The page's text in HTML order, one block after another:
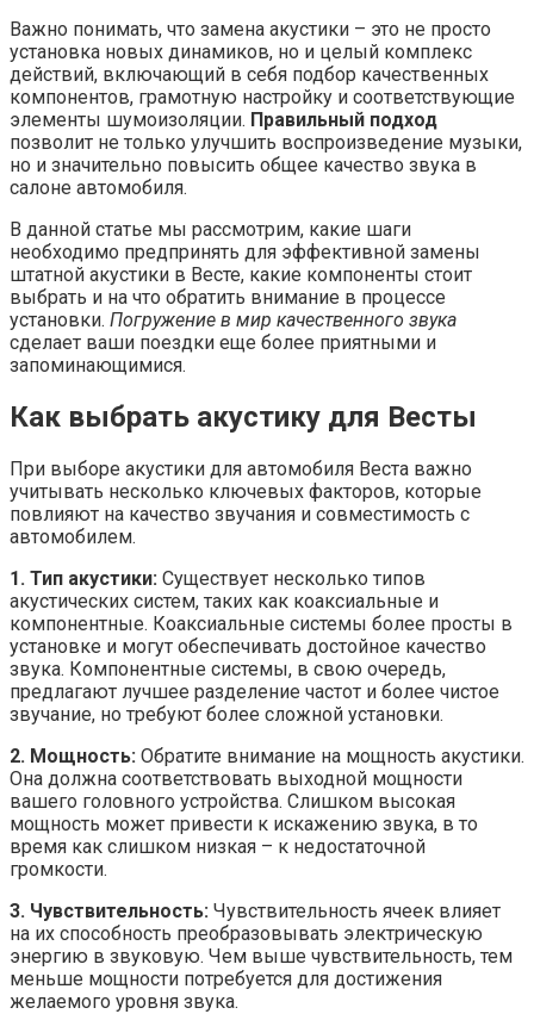
Важно понимать, что замена акустики – это не просто
установка новых динамиков, но и целый комплекс
действий, включающий в себя подбор качественных
компонентов, грамотную настройку и соответствующие
элементы шумоизоляции. Правильный подход
позволит не только улучшить воспроизведение музыки,
но и значительно повысить общее качество звука в
салоне автомобиля.
В данной статье мы рассмотрим, какие шаги
необходимо предпринять для эффективной замены
штатной акустики в Весте, какие компоненты стоит
выбрать и на что обратить внимание в процессе
установки. Погружение в мир качественного звука
сделает ваши поездки еще более приятными и
запоминающимися.
Как выбрать акустику для Весты
При выборе акустики для автомобиля Веста важно
учитывать несколько ключевых факторов, которые
повлияют на качество звучания и совместимость с
автомобилем.
1. Тип акустики: Существует несколько типов
акустических систем, таких как коаксиальные и
компонентные. Коаксиальные системы более просты в
установке и могут обеспечивать достойное качество
звука. Компонентные системы, в свою очередь,
предлагают лучшее разделение частот и более чистое
звучание, но требуют более сложной установки.
2. Мощность: Обратите внимание на мощность акустики.
Она должна соответствовать выходной мощности
вашего головного устройства. Слишком высокая
мощность может привести к искажению звука, в то
время как слишком низкая – к недостаточной
громкости.
3. Чувствительность: Чувствительность ячеек влияет
на их способность преобразовывать электрическую
энергию в звуковую. Чем выше чувствительность, тем
меньше мощности потребуется для достижения
желаемого уровня звука.